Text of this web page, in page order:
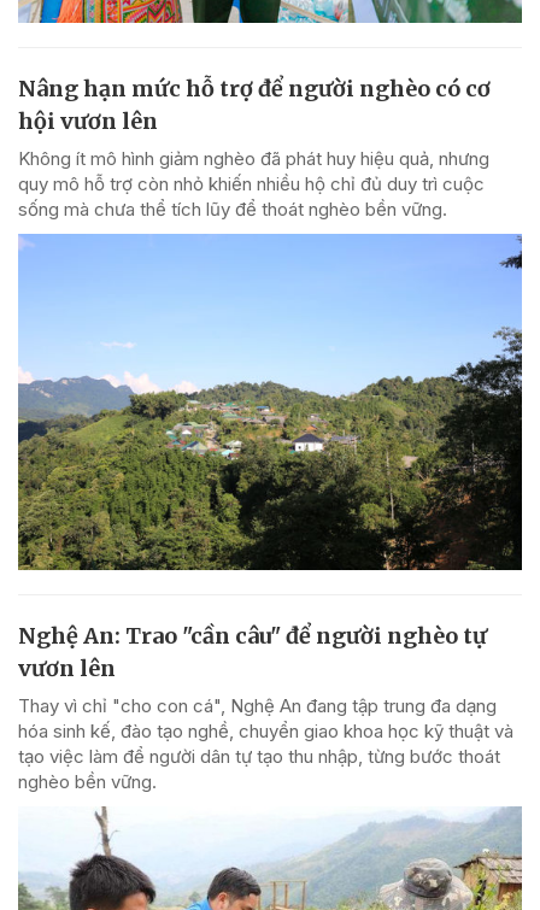
Nâng hạn mức hỗ trợ để người nghèo có cơ
hội vươn lên
Không ít mô hình giảm nghèo đã phát huy hiệu quả, nhưng
quy mô hỗ trợ còn nhỏ khiến nhiều hộ chỉ đủ duy trì cuộc
sống mà chưa thể tích lũy để thoát nghèo bền vững.
Nghệ An: Trao "cần câu" để người nghèo tự
vươn lên
Thay vì chỉ "cho con cá", Nghệ An đang tập trung đa dạng
hóa sinh kế, đào tạo nghề, chuyển giao khoa học kỹ thuật và
tạo việc làm để người dân tự tạo thu nhập, từng bước thoát
nghèo bền vững.